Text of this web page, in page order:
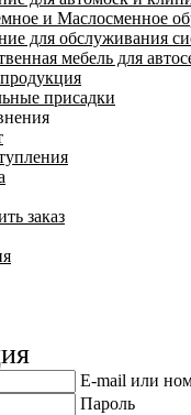
и Маслосменное
для обслуживания
мебель для
присадки
заказ
E-mail или
Пароль